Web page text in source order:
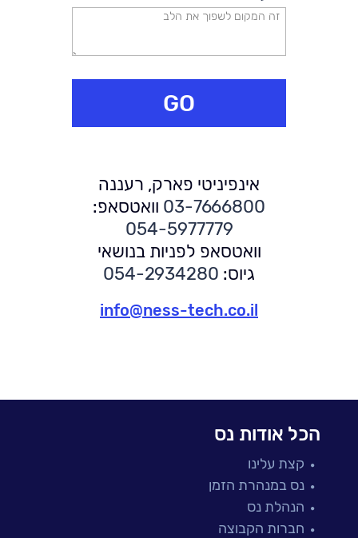
GO
אינפיניטי פארק, רעננה
03-7666800 וואטסאפ:
054-5977779
וואטסאפ לפניות בנושאי
גיוס: 054-2934280
info@ness-tech.co.il
הכל אודות נס
קצת עלינו
נס במנהרת הזמן
הנהלת נס
חברות הקבוצה